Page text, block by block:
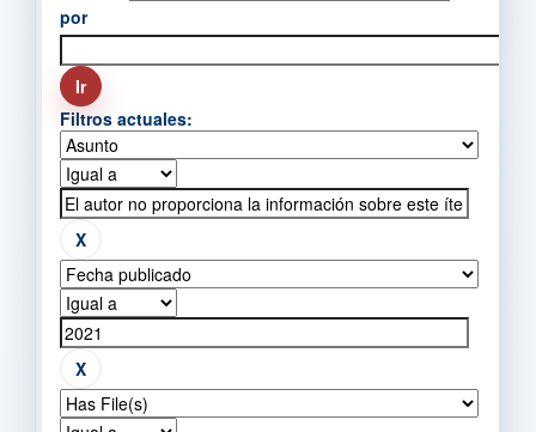
por
Filtros actuales: